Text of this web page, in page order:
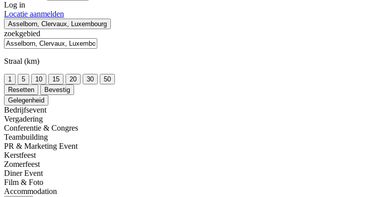
Log in
Locatie aanmelden
Asselborn, Clervaux, Luxembourg
zoekgebied
Straal (km)
1 5 10 15 20 30
50
Resetten
Bevestig
Gelegenheid
Bedrijfsevent
Vergadering
Conferentie & Congres
Teambuilding
PR & Marketing Event
Kerstfeest
Zomerfeest
Diner Event
Film & Foto
Accommodation